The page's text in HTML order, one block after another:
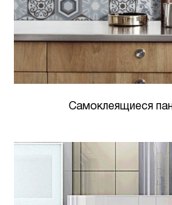
Самоклеящиеся